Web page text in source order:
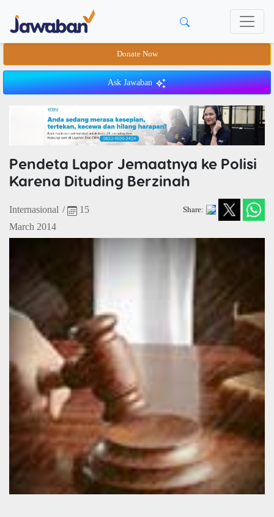
Donate Now
Ask Jawaban
Pendeta Lapor Jemaatnya ke Polisi
Karena Dituding Berzinah
Internasional /
15
March 2014
Share: